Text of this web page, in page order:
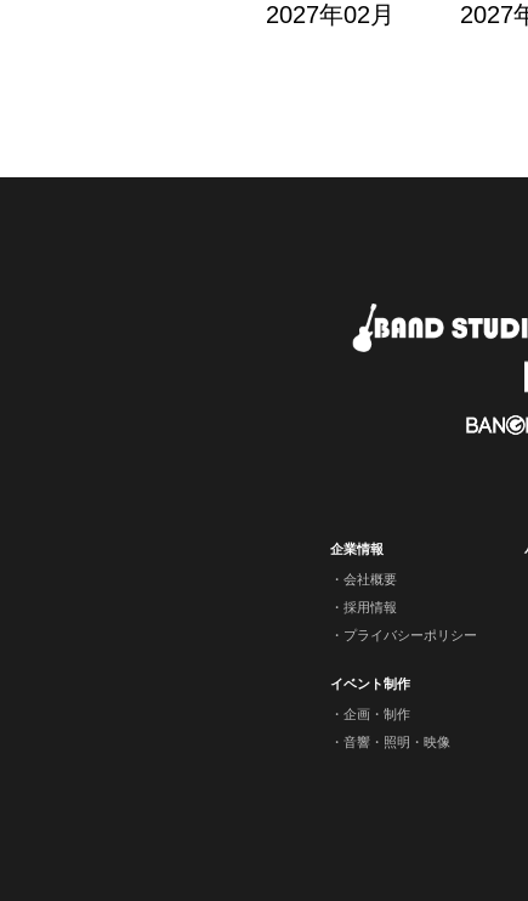
2027年02月 2027
企業情報
会社概要
採用情報
プライバシーポリシー
イベント制作
企画・制作
音響・照明・映像